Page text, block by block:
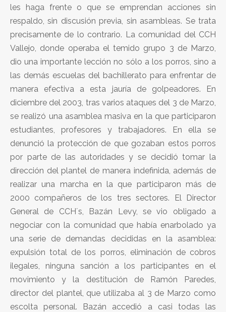
les haga frente o que se emprendan acciones sin
respaldo, sin discusión previa, sin asambleas. Se trata
precisamente de lo contrario. La comunidad del CCH
Vallejo, donde operaba el temido grupo 3 de Marzo,
dio una importante lección no sólo a los porros, sino a
las demás escuelas del bachillerato para enfrentar de
manera efectiva a esta jauría de golpeadores. En
diciembre del 2003, tras varios ataques del 3 de Marzo,
se realizó una asamblea masiva en la que participaron
estudiantes, profesores y trabajadores. En ella se
denunció la protección de que gozaban estos porros
por parte de las autoridades y se decidió tomar la
dirección del plantel de manera indefinida, además de
realizar una marcha en la que participaron más de
2000 compañeros de los tres sectores. El Director
General de CCH´s, Bazán Levy, se vio obligado a
negociar con la comunidad que había enarbolado ya
una serie de demandas decididas en la asamblea:
expulsión total de los porros, eliminación de cobros
ilegales, ninguna sanción a los participantes en el
movimiento y la destitución de Ramón Paredes,
director del plantel, que utilizaba al 3 de Marzo como
escolta personal. Bazán accedió a casi todas las